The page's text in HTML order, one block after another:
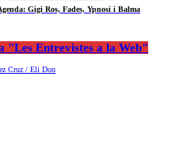
Gigi Ros, Fades, Ypnosi i Balma
"Les Entrevistes a la Web"